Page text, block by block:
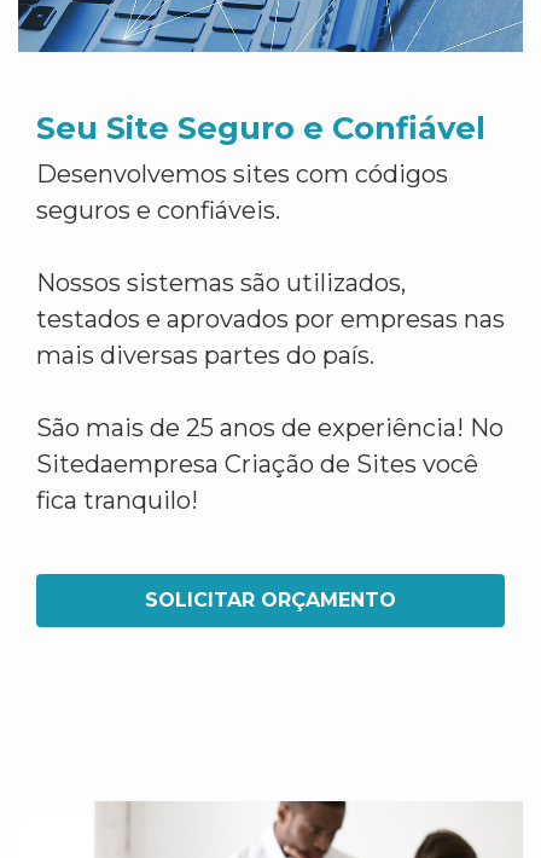
Seu Site Seguro e Confiável
Desenvolvemos sites com códigos
seguros e confiáveis.
Nossos sistemas são utilizados,
testados e aprovados por empresas nas
mais diversas partes do país.
São mais de 25 anos de experiência! No
Sitedaempresa Criação de Sites você
fica tranquilo!
SOLICITAR ORÇAMENTO